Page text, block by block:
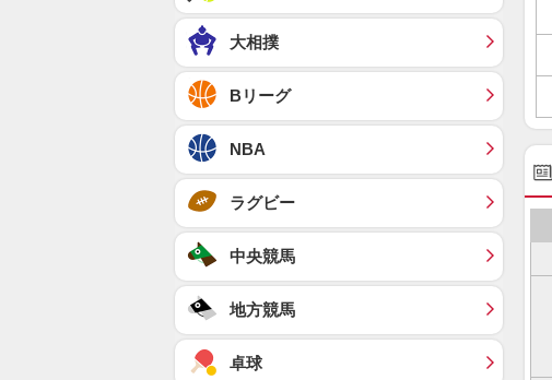
大相撲
Bリーグ
NBA
ラグビー
中央競馬
地方競馬
卓球